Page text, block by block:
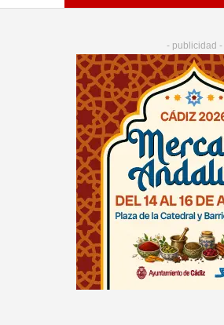
- publicidad -